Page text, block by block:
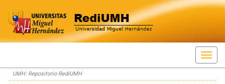
Skip
navigation
UMH: Repositorio RediUMH